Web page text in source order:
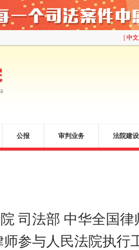
[中
公报 审判业务 法院建设
司法部 中华全国律
参与人民法院执行